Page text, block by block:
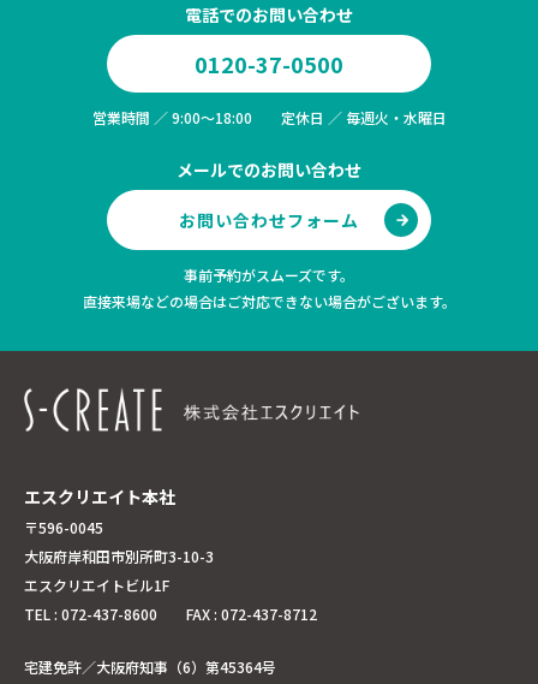
エスクリエイト本社
〒596-0045
大阪府岸和田市別所町3-10-3
エスクリエイトビル1F
TEL : 072-437-8600 FAX : 072-437-8712
宅建免許／大阪府知事（6）第45364号
電話でのお問い合わせ
0120-37-0500
営業時間 ／ 9:00～18:00 定休日 ／ 毎週火・水曜日
メールでのお問い合わせ
お問い合わせフォーム
事前予約がスムーズです。
直接来場などの場合はご対応できない場合がございます。